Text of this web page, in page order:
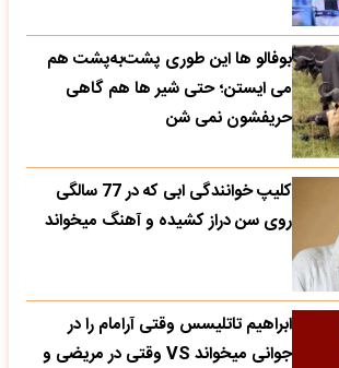
بوفالو ها این‌ طوری پشت‌به‌پشت هم
می‌ ایستن؛ حتی شیر ها هم گاهی
حریفشون نمی‌ شن
کلیپ خوانندگی ابی که در 77 سالگی
روی سن دراز کشیده و آهنگ میخواند
ابراهیم تاتلیسس وقتی آرامام را در
جوانی میخواند VS وقتی در مریضی و